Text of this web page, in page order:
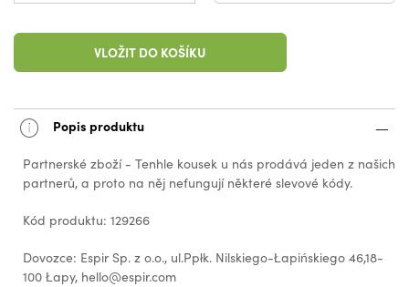
VLOŽIT DO KOŠÍKU
Popis produktu
Partnerské zboží - Tenhle kousek u nás prodává jeden z našich
partnerů, a proto na něj nefungují některé slevové kódy.
Kód produktu: 129266
Dovozce: Espir Sp. z o.o., ul.Ppłk. Nilskiego-Łapińskiego 46,18-
100 Łapy, hello@espir.com